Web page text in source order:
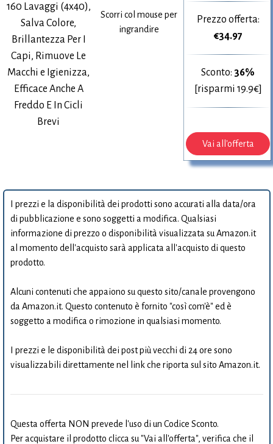
160 Lavaggi (4x40),
Salva Colore,
Brillantezza Per I
Capi, Rimuove Le
Macchi e Igienizza,
Efficace Anche A
Freddo E In Cicli
Brevi
Scorri col mouse per
ingrandire
Prezzo offerta:
€34.97
Sconto: 36%
[risparmi 19.9€]
Vai all'offerta
I prezzi e la disponibilità dei prodotti sono accurati alla data/ora
di pubblicazione e sono soggetti a modifica. Qualsiasi
informazione di prezzo o disponibilità visualizzata su Amazon.it
al momento dell'acquisto sarà applicata all'acquisto di questo
prodotto.
Alcuni contenuti che appaiono su questo sito/canale provengono
da Amazon.it. Questo contenuto è fornito "così com'è" ed è
soggetto a modifica o rimozione in qualsiasi momento.
I prezzi e le disponibilità dei post più vecchi di 24 ore sono
visualizzabili direttamente nel link che riporta sul sito Amazon.it.
Questa offerta NON prevede l'uso di un Codice Sconto.
Per acquistare il prodotto clicca su "Vai all'offerta", verifica che il